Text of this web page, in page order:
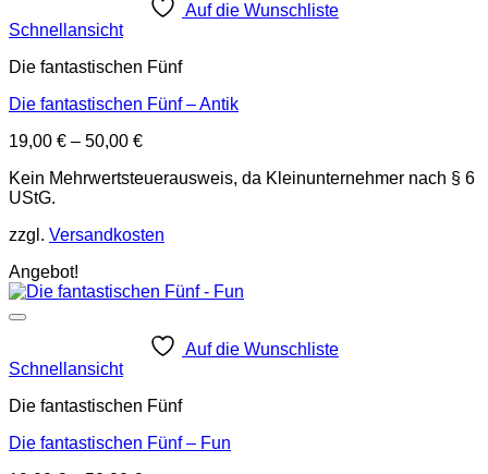
Auf die Wunschliste
Schnellansicht
Die fantastischen Fünf
Die fantastischen Fünf – Antik
19,00 € – 50,00 €
Kein Mehrwertsteuerausweis, da Kleinunternehmer nach § 6
UStG.
zzgl. Versandkosten
Angebot!
Auf die Wunschliste
Schnellansicht
Die fantastischen Fünf
Die fantastischen Fünf – Fun